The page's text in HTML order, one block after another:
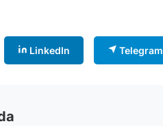
LinkedIn Telegram